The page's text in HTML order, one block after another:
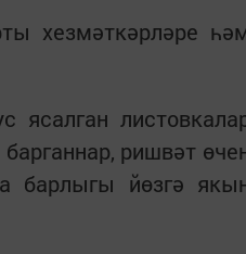
хезмәткәрләре
ришвәт
барлыгы йөзгә